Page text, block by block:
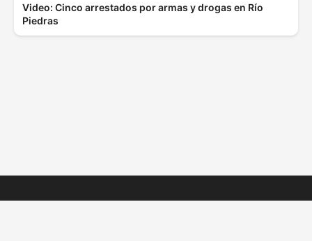
Video: Cinco arrestados por armas y drogas en Río
Piedras
© 2025 ElBoletinPR.com - Todos los derechos